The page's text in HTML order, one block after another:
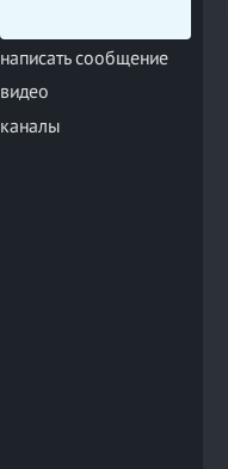
написать сообщение
видео
каналы